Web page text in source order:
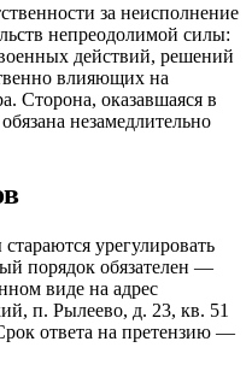
за неисполнение
непреодолимой силы:
действий, решений
влияющих на
Сторона, оказавшаяся в
незамедлительно
урегулировать
порядок обязателен —
виде на адрес
п. Рылеево, д. 23, кв. 51
ответа на претензию —